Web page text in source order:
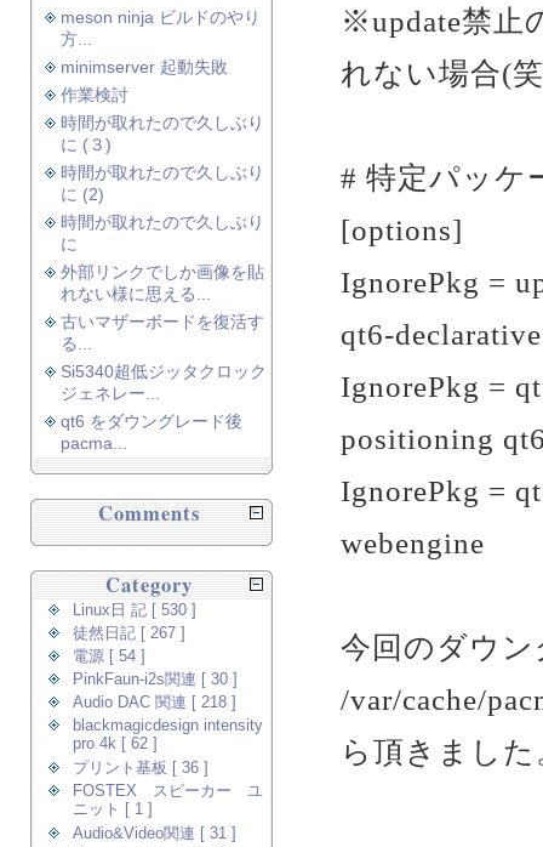
※update禁止
れない場合(
# 特定パッケ
[options]
IgnorePkg =
qt6-declarative
IgnorePkg =
positioning
IgnorePkg =
webengine
今回のダウ
/var/cache/
ら頂きまし
meson ninja ビルドのやり
方...
minimserver 起動失敗
作業検討
時間が取れたので久しぶり
に (３)
時間が取れたので久しぶり
に (2)
時間が取れたので久しぶり
に
外部リンクでしか画像を貼
れない様に思える...
古いマザーボードを復活す
る...
Si5340超低ジッタクロック
ジェネレー...
qt6 をダウングレード後
pacma...
Comments
Category
Linux日 記 [ 530 ]
徒然日記 [ 267 ]
電源 [ 54 ]
PinkFaun-i2s関連 [ 30 ]
Audio DAC 関連 [ 218 ]
blackmagicdesign intensity
pro 4k [ 62 ]
プリント基板 [ 36 ]
FOSTEX スピーカー ユ
ニット [ 1 ]
Audio&Video関連 [ 31 ]